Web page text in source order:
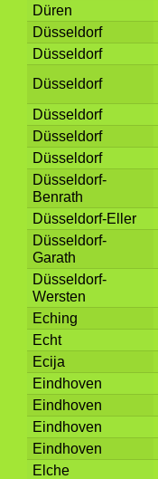
Düren
Düsseldorf
Düsseldorf
Düsseldorf
Düsseldorf
Düsseldorf
Düsseldorf
Düsseldorf-
Benrath
Düsseldorf-Eller
Düsseldorf-
Garath
Düsseldorf-
Wersten
Eching
Echt
Ecija
Eindhoven
Eindhoven
Eindhoven
Eindhoven
Elche